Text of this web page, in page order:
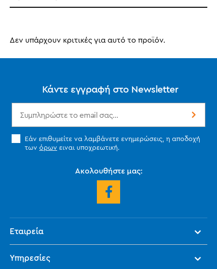
Δεν υπάρχουν κριτικές για αυτό το προϊόν.
Κάντε εγγραφή στο Newsletter
Εάν επιθυμείτε να λαμβάνετε ενημερώσεις, η αποδοχή
των όρων ειναι υποχρεωτική.
Ακολουθήστε μας:
Εταιρεία
Υπηρεσίες